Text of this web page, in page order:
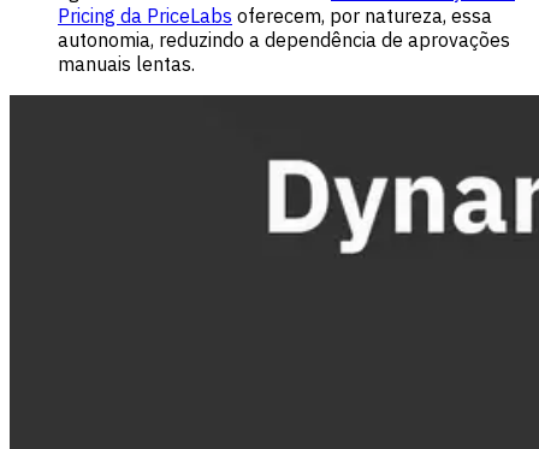
Pricing da PriceLabs oferecem, por natureza, essa
autonomia, reduzindo a dependência de aprovações
manuais lentas.